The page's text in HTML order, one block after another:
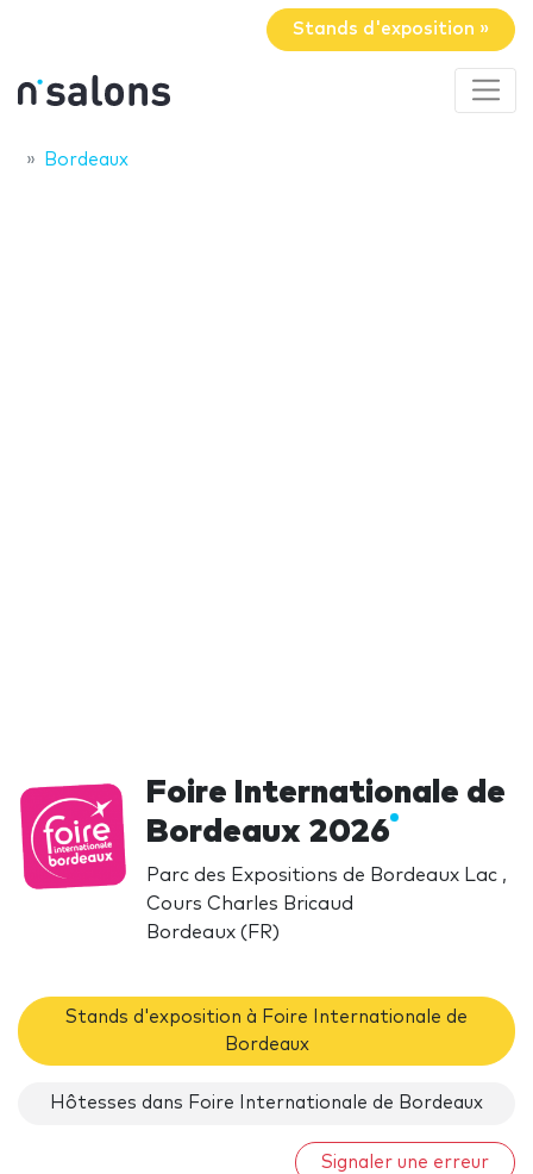
Stands d'exposition »
Bordeaux
Foire Internationale de
Bordeaux 2026
Parc des Expositions de Bordeaux Lac ,
Cours Charles Bricaud
Bordeaux (FR)
Stands d'exposition à Foire Internationale de
Bordeaux
Hôtesses dans Foire Internationale de Bordeaux
Signaler une erreur